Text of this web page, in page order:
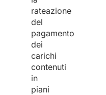
rateazione
del
pagamento
dei
carichi
contenuti
in
piani